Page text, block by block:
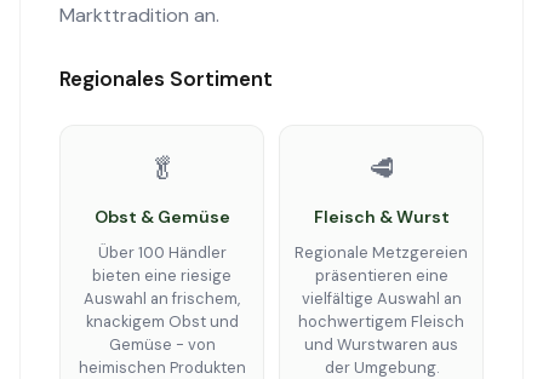
Markttradition an.
Regionales Sortiment
🥬
Obst & Gemüse
Über 100 Händler
bieten eine riesige
Auswahl an frischem,
knackigem Obst und
Gemüse - von
heimischen Produkten
🥩
Fleisch & Wurst
Regionale Metzgereien
präsentieren eine
vielfältige Auswahl an
hochwertigem Fleisch
und Wurstwaren aus
der Umgebung.